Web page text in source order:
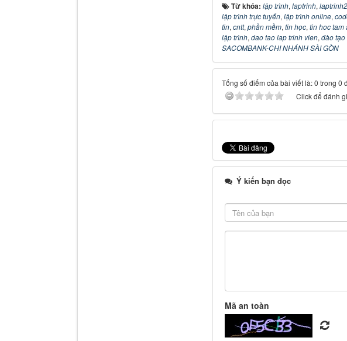
Từ khóa: lập trình, laptrinh,
lập trình trực tuyến, lập trình online,
tin, cntt, phần mềm, tin học, tin hoc tam
lập trình, dao tao lap trinh vien, đào
SACOMBANK-CHI NHÁNH SÀI GÒN
Tổng số điểm của bài viết là: 0 trong 0
Click để đánh
Ý kiến bạn đọc
Mã an toàn